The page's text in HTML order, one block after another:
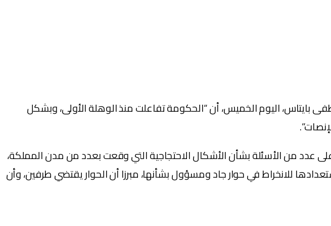
بايتاس، اليوم الخميس، أن “الحكومة تفاعلت منذ الوهلة الأولى، وبشكل
من الأسئلة بشأن الأشكال الاحتجاجية التي وقعت بعدد من مدن المملكة،
للانخراط في حوار جاد ومسؤول بشأنها، مبرزا أن الحوار يقتضي طرفين، وأن